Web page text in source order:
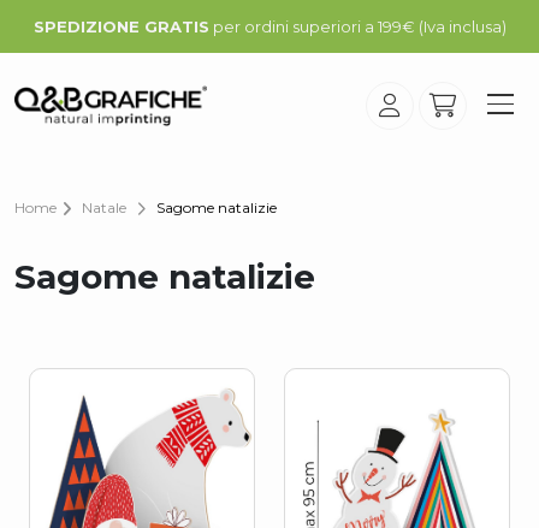
SPEDIZIONE GRATIS per ordini superiori a 199€ (Iva inclusa)
Home Natale Sagome natalizie
Sagome natalizie